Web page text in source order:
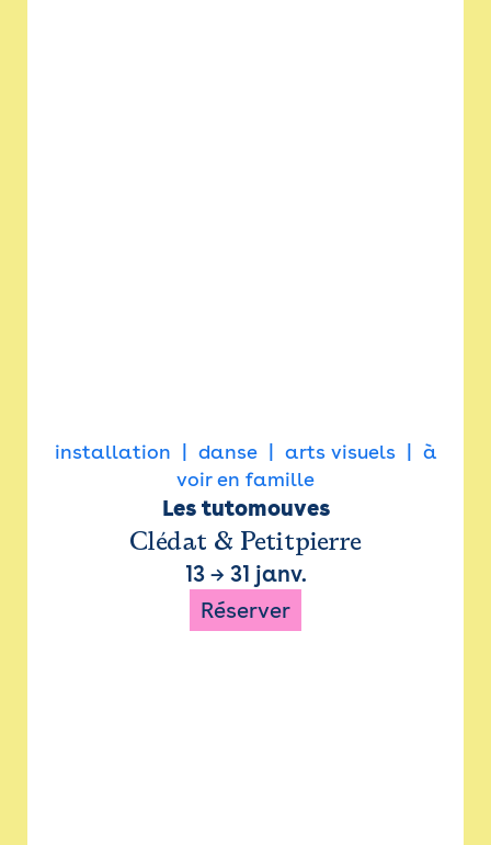
installation danse arts visuels
à
voir en famille
Les tutomouves
Clédat & Petitpierre
13→ 31 janv.
Réserver